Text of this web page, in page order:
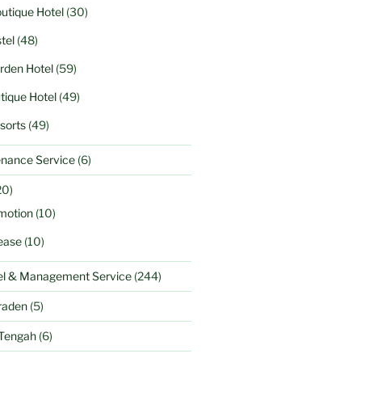
Hotel(30)
(48)
Hotel(59)
Hotel(49)
(49)
Service(6)
(10)
(10)
& Management Service(244)
(5)
(6)